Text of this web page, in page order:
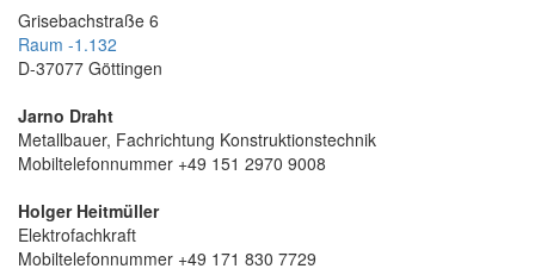
Grisebachstraße 6
Raum -1.132
D-37077 Göttingen
Jarno Draht
Metallbauer, Fachrichtung Konstruktionstechnik
Mobiltelefonnummer +49 151 2970 9008
Holger Heitmüller
Elektrofachkraft
Mobiltelefonnummer +49 171 830 7729